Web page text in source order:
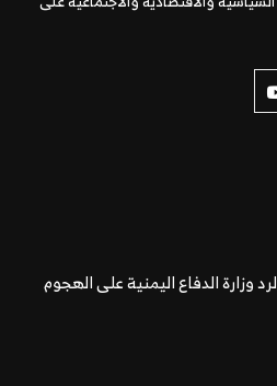
وزارة الدفاع اليمنية على الهجوم